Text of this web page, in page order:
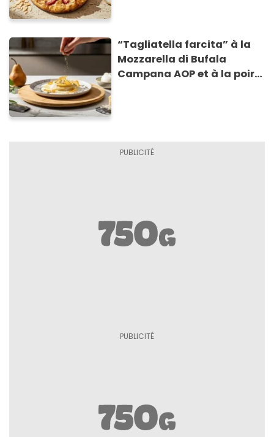
“Tagliatella farcita” à la
Mozzarella di Bufala
Campana AOP et à la poire